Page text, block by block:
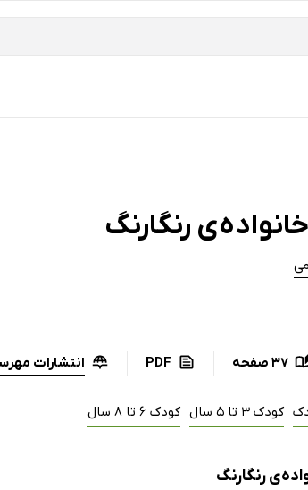
رنگارنگ
37 صفحه PDF انتشارات
کودک 3 تا 5 سال کودک 6 تا 8 سال
رنگارنگ